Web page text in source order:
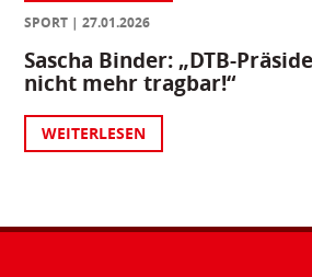
SPORT
27.01.2026
Sascha Binder: „DTB-
nicht mehr tragbar!“
WEITERLESEN